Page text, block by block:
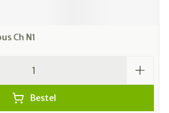
Ch N1
Bestel